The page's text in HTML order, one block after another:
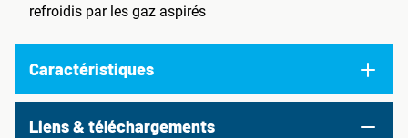
refroidis par les gaz aspirés
Caractéristiques
Liens & téléchargements